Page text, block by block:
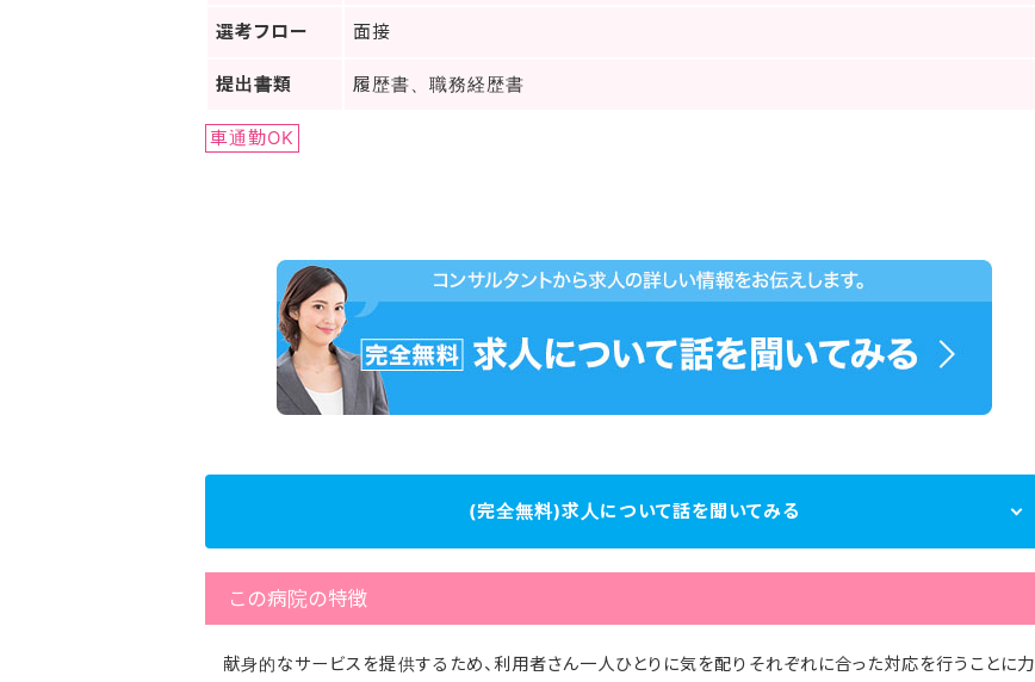
選考フロー 面接
提出書類 履歴書、職務経歴書
車通勤OK
(完全無料)求人について話を聞いてみる
この病院の特徴
献身的なサービスを提供するため、利用者さん一人ひとりに気を配りそれぞれに合った対応を行うことに力